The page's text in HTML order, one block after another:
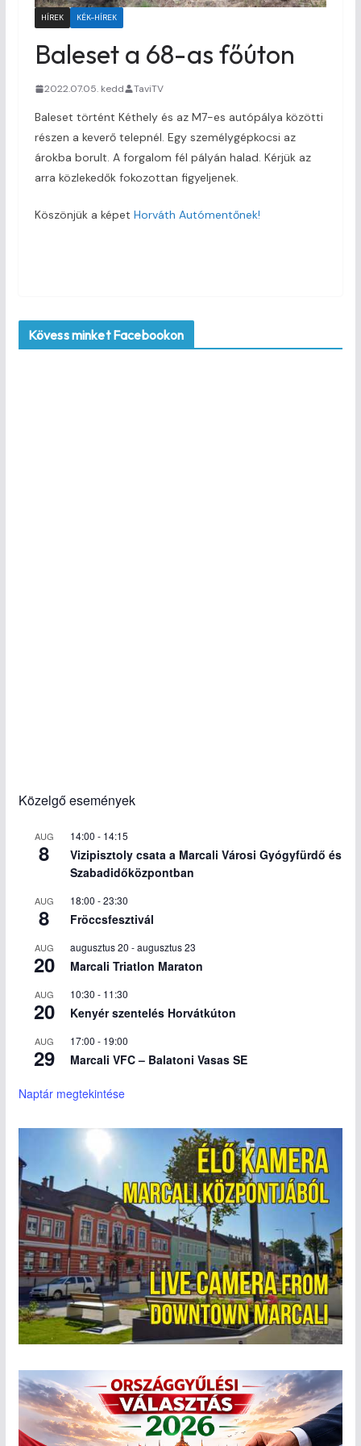
HÍREK KÉK-HÍREK
Baleset a 68-as főúton
2022.07.05. kedd TaviTV
Baleset történt Kéthely és az M7-es autópálya közötti
részen a keverő telepnél. Egy személygépkocsi az
árokba borult. A forgalom fél pályán halad. Kérjük az
arra közlekedők fokozottan figyeljenek.
Köszönjük a képet Horváth Autómentőnek!
Kövess minket Facebookon
Közelgő események
AUG
8
14:00 - 14:15
Vizipisztoly csata a Marcali Városi Gyógyfürdő és
Szabadidőközpontban
AUG
8
18:00 -23:30
Fröccsfesztivál
AUG
20
augusztus 20 -augusztus 23
Marcali Triatlon Maraton
AUG
20
10:30 - 11:30
Kenyér szentelés Horvátkúton
AUG
29
17:00 - 19:00
Marcali VFC – Balatoni Vasas SE
Naptár megtekintése